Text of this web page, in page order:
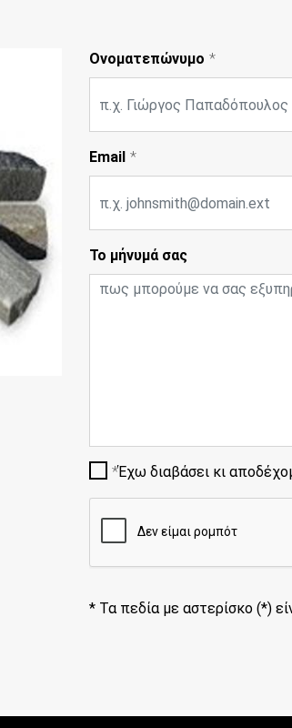
Ονοματεπώνυμο
Email
Το μήνυμά σας
Έχω διαβάσει κι
*Τα πεδία με αστερίσκο (*)